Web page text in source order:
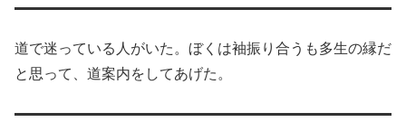
道で迷っている人がいた。ぼくは袖振り合うも多生の縁だ
と思って、道案内をしてあげた。